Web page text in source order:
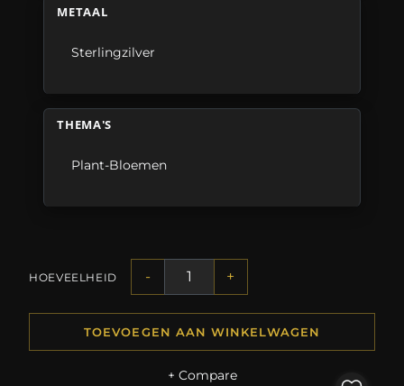
METAAL
Sterlingzilver
THEMA'S
Plant-Bloemen
HOEVEELHEID - +
TOEVOEGEN AAN WINKELWAGEN
+ Compare